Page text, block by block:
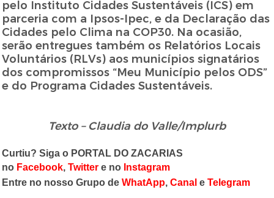
pelo Instituto Cidades Sustentáveis (ICS) em
parceria com a Ipsos-Ipec, e da Declaração das
Cidades pelo Clima na COP30. Na ocasião,
serão entregues também os Relatórios Locais
Voluntários (RLVs) aos municípios signatários
dos compromissos “Meu Município pelos ODS”
e do Programa Cidades Sustentáveis.
Texto – Claudia do Valle/Implurb
Curtiu? Siga o PORTAL DO ZACARIAS
no Facebook,Twitter e no Instagram
Entre no nosso Grupo deWhatApp,Canal eTelegram